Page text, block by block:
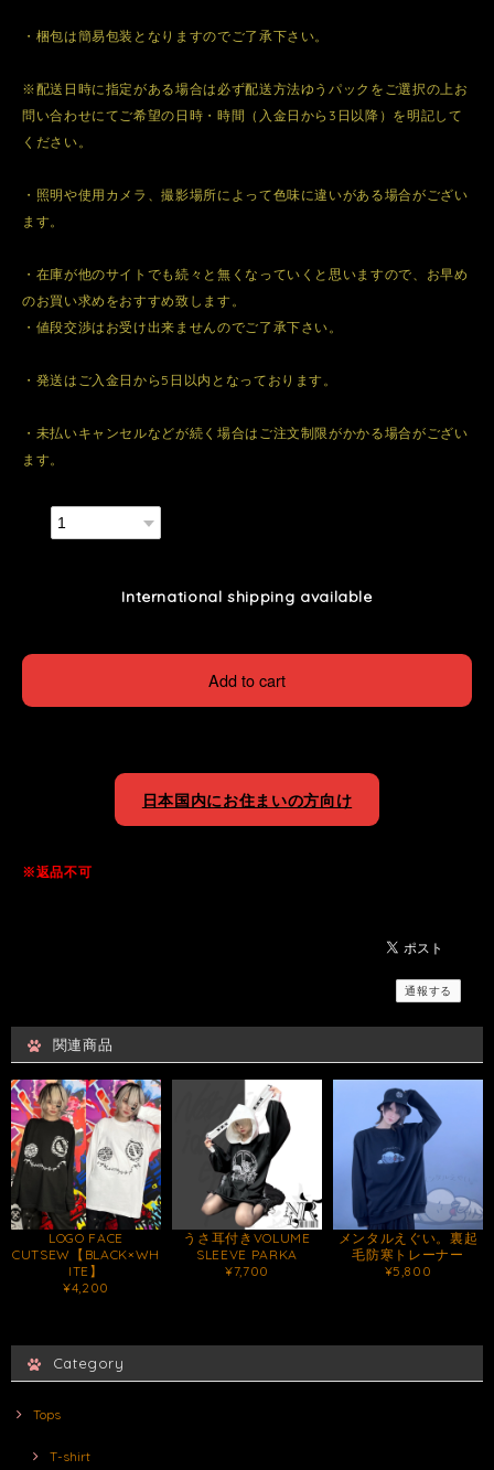
・梱包は簡易包装となりますのでご了承下さい。
※配送日時に指定がある場合は必ず配送方法ゆうパックをご選択の上お
問い合わせにてご希望の日時・時間（入金日から3日以降）を明記して
ください。
・照明や使用カメラ、撮影場所によって色味に違いがある場合がござい
ます。
・在庫が他のサイトでも続々と無くなっていくと思いますので、お早め
のお買い求めをおすすめ致します。
・値段交渉はお受け出来ませんのでご了承下さい。
・発送はご入金日から5日以内となっております。
・未払いキャンセルなどが続く場合はご注文制限がかかる場合がござい
ます。
International shipping available
Add to cart
日本国内にお住まいの方向け
※返品不可
通報する
関連商品
LOGO FACE
CUTSEW【BLACK×WH
ITE】
¥4,200
うさ耳付きVOLUME
SLEEVE PARKA
¥7,700
メンタルえぐい。裏起
毛防寒トレーナー
¥5,800
Category
Tops
T-shirt